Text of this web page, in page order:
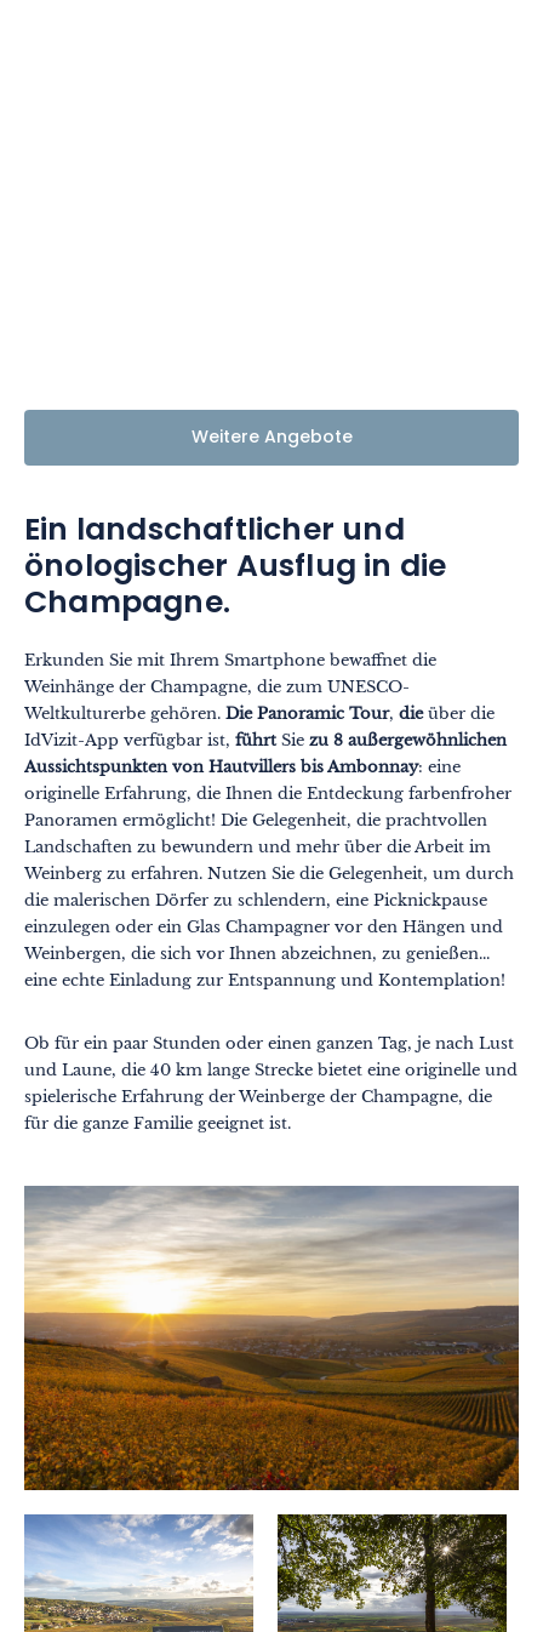
Weitere Angebote
Ein landschaftlicher und
önologischer Ausflug in die
Champagne.
Erkunden Sie mit Ihrem Smartphone bewaffnet die
Weinhänge der Champagne, die zum UNESCO-
Weltkulturerbe gehören. Die Panoramic Tour, dieüber die
IdVizit-App verfügbar ist, führtSie zu 8 außergewöhnlichen
Aussichtspunkten von Hautvillers bis Ambonnay: eine
originelle Erfahrung, die Ihnen die Entdeckung farbenfroher
Panoramen ermöglicht! Die Gelegenheit, die prachtvollen
Landschaften zu bewundern und mehr über die Arbeit im
Weinberg zu erfahren. Nutzen Sie die Gelegenheit, um durch
die malerischen Dörfer zu schlendern, eine Picknickpause
einzulegen oder ein Glas Champagner vor den Hängen und
Weinbergen, die sich vor Ihnen abzeichnen, zu genießen...
eine echte Einladung zur Entspannung und Kontemplation!
Ob für ein paar Stunden oder einen ganzen Tag, je nach Lust
und Laune, die 40 km lange Strecke bietet eine originelle und
spielerische Erfahrung der Weinberge der Champagne, die
für die ganze Familie geeignet ist.